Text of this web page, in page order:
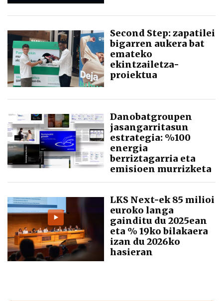
Second Step: zapatilei
bigarren aukera bat
emateko
ekintzailetza-
proiektua
Danobatgroupen
jasangarritasun
estrategia: %100
energia
berriztagarria eta
emisioen murrizketa
LKS Next-ek 85 milioi
euroko langa
gainditu du 2025ean
eta % 19ko bilakaera
izan du 2026ko
hasieran